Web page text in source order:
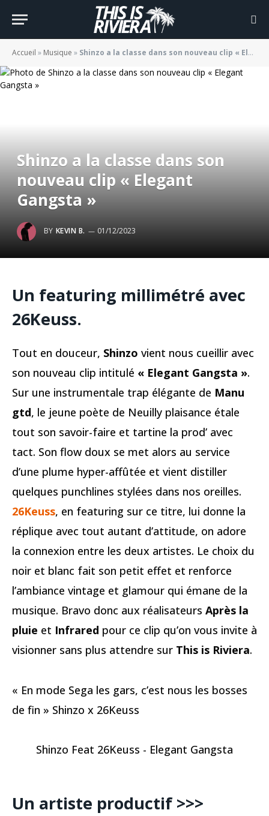
Accueil » Musique » Shinzo a la classe dans son nouveau clip « Elegant Gangsta »
Shinzo a la classe dans son
nouveau clip « Elegant
Gangsta »
BY KEVIN B. 01/12/2023
Un featuring millimétré avec
26Keuss.
Tout en douceur, Shinzo vient nous cueillir avec
son nouveau clip intitulé « Elegant Gangsta ».
Sur une instrumentale trap élégante de Manu
gtd, le jeune poète de Neuilly plaisance étale
tout son savoir-faire et tartine la prod’ avec
tact. Son flow doux se met alors au service
d’une plume hyper-affûtée et vient distiller
quelques punchlines stylées dans nos oreilles.
26Keuss, en featuring sur ce titre, lui donne la
réplique avec tout autant d’attitude, on adore
la connexion entre les deux artistes. Le choix du
noir et blanc fait son petit effet et renforce
l’ambiance vintage et glamour qui émane de la
musique. Bravo donc aux réalisateurs Après la
pluie et Infrared pour ce clip qu’on vous invite à
visionner sans plus attendre sur This is Riviera.
« En mode Sega les gars, c’est nous les bosses
de fin » Shinzo x 26Keuss
Shinzo Feat 26Keuss - Elegant Gangsta
Un artiste productif>>>